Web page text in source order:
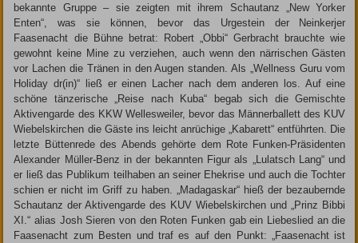
bekannte Gruppe – sie zeigten mit ihrem Schautanz „New Yorker
Enten“, was sie können, bevor das Urgestein der Neinkerjer
Faasenacht die Bühne betrat: Robert „Obbi“ Gerbracht brauchte wie
gewohnt keine Mine zu verziehen, auch wenn den närrischen Gästen
vor Lachen die Tränen in den Augen standen. Als „Wellness Guru vom
Holiday dr(in)“ ließ er einen Lacher nach dem anderen los. Auf eine
schöne tänzerische „Reise nach Kuba“ begab sich die Gemischte
Aktivengarde des KKW Wellesweiler, bevor das Männerballett des KUV
Wiebelskirchen die Gäste ins leicht anrüchige „Kabarett“ entführten. Die
letzte Büttenrede des Abends gehörte dem Rote Funken-Präsidenten
Alexander Müller-Benz in der bekannten Figur als „Lulatsch Lang“ und
er ließ das Publikum teilhaben an seiner Ehekrise und auch die Tochter
schien er nicht im Griff zu haben. „Madagaskar“ hieß der bezaubernde
Schautanz der Aktivengarde des KUV Wiebelskirchen und „Prinz Bibbi
XI.“ alias Josh Sieren von den Roten Funken gab ein Liebeslied an die
Faasenacht zum Besten und traf es auf den Punkt: „Faasenacht ist